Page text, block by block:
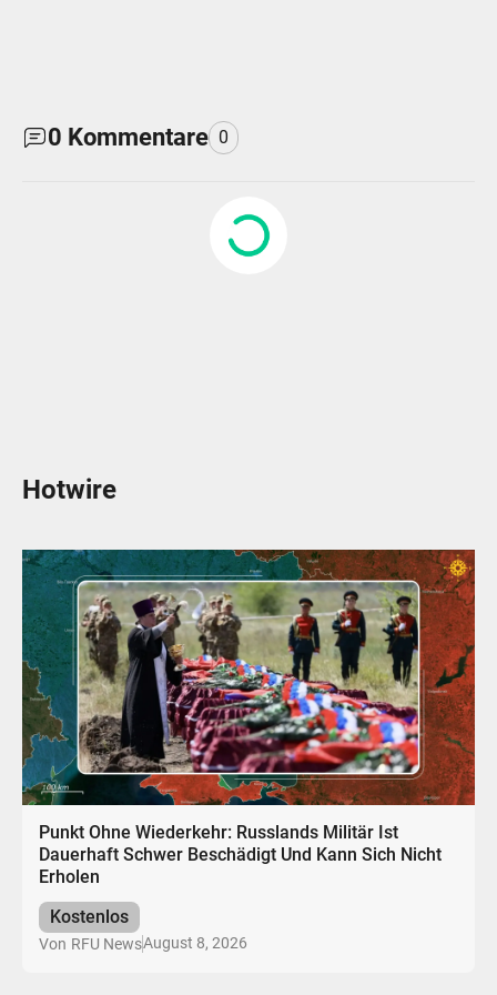
0 Kommentare 0
Hotwire
Punkt Ohne Wiederkehr: Russlands Militär Ist
Dauerhaft Schwer Beschädigt Und Kann Sich Nicht
Erholen
Kostenlos
Von RFU NewsAugust 8, 2026